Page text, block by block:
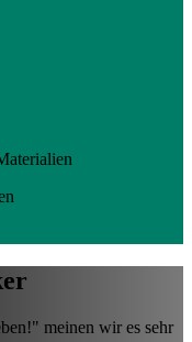
meinen wir es sehr